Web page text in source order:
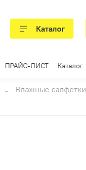
Каталог
ПРАЙС-ЛИСТ Каталог
Влажные салфетки